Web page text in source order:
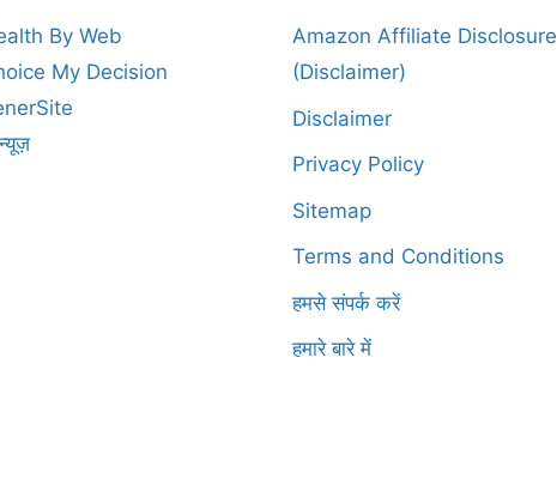
By Web
My Decision
Amazon Affiliate Disclosure
(Disclaimer)
Disclaimer
Privacy Policy
Sitemap
Terms and Conditions
हमसे संपर्क करें
हमारे बारे में